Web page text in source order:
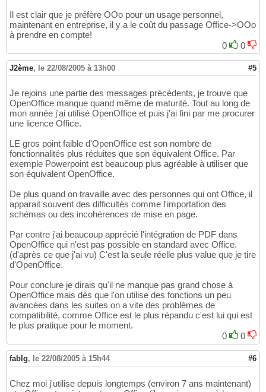
Il est clair que je préfère OOo pour un usage personnel,
maintenant en entreprise, il y a le coût du passage Office->OOo
à prendre en compte!
0
0
J2ème, le 22/08/2005 à 13h00 #5
Je rejoins une partie des messages précédents, je trouve que
OpenOffice manque quand même de maturité. Tout au long de
mon année j'ai utilisé OpenOffice et puis j'ai fini par me procurer
une licence Office.
LE gros point faible d'OpenOffice est son nombre de
fonctionnalités plus réduites que son équivalent Office. Par
exemple Powerpoint est beaucoup plus agréable à utiliser que
son équivalent OpenOffice.
De plus quand on travaille avec des personnes qui ont Office, il
apparait souvent des difficultés comme l'importation des
schémas ou des incohérences de mise en page.
Par contre j'ai beaucoup apprécié l'intégration de PDF dans
OpenOffice qui n'est pas possible en standard avec Office.
(d'après ce que j'ai vu) C'est la seule réelle plus value que je tire
d'OpenOffice.
Pour conclure je dirais qu'il ne manque pas grand chose à
OpenOffice mais dès que l'on utilise des fonctions un peu
avancées dans les suites on a vite des problèmes de
compatibilité, comme Office est le plus répandu c'est lui qui est
le plus pratique pour le moment.
0
0
fablg, le 22/08/2005 à 15h44 #6
Chez moi j'utilise depuis longtemps (environ 7 ans maintenant)